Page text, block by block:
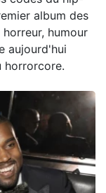
album des
humour
aujourd'hui
horrorcore.